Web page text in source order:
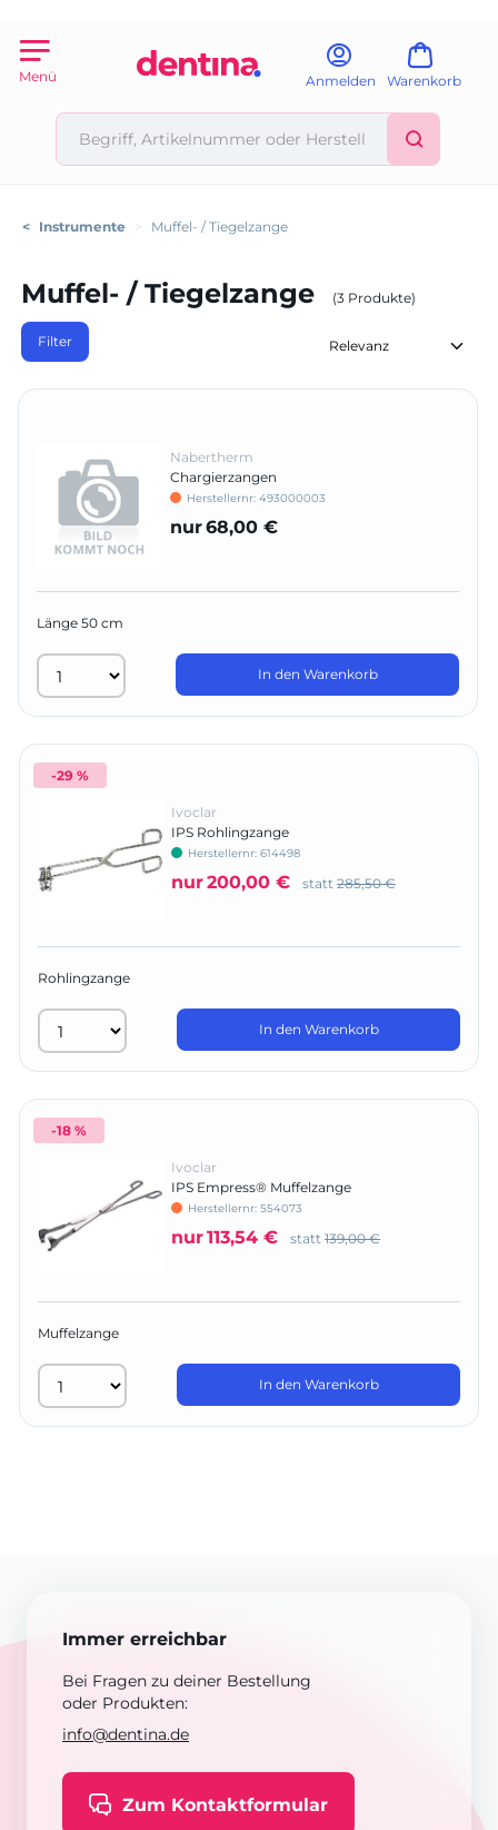
Menü Anmelden Warenkorb
< Instrumente > Muffel- / Tiegelzange
Muffel- / Tiegelzange (3 Produkte)
Filter
Nabertherm
Chargierzangen
Herstellernr: 493000003
nur68,00 €
Länge 50 cm
In den Warenkorb
-29 %
Ivoclar
IPS Rohlingzange
Herstellernr: 614498
nur200,00 € statt 285,50 €
Rohlingzange
In den Warenkorb
-18 %
Ivoclar
IPS Empress® Muffelzange
Herstellernr: 554073
nur113,54 € statt 139,00 €
Muffelzange
In den Warenkorb
Immer erreichbar
Bei Fragen zu deiner Bestellung
oder Produkten:
info@dentina.de
Zum Kontaktformular